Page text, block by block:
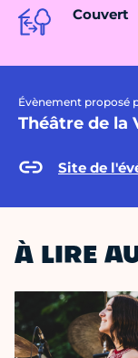
Couvert
Évènement proposé
Théâtre de la
Site de
À LIRE